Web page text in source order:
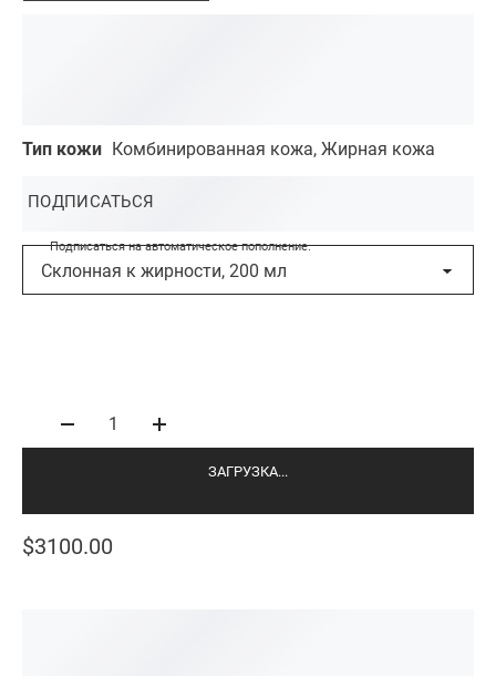
Тип кожи Комбинированная кожа, Жирная кожа
Склонная к жирности, 200 мл
ПОДПИСАТЬСЯ
Подписаться на автоматическое пополнение.
1
ЗАГРУЗКА...
$3100.00